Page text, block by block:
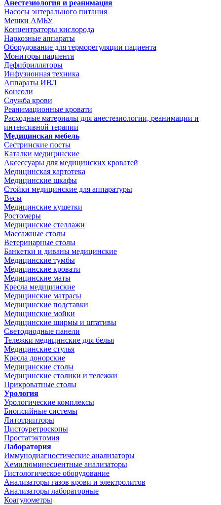
Анестезиология и реанимация
Насосы энтерального питания
Мешки АМБУ
Концентраторы кислорода
Наркозные аппараты
Оборудование для терморегуляции пациента
Мониторы пациента
Дефибрилляторы
Инфузионная техника
Аппараты ИВЛ
Консоли
Служба крови
Реанимационные кровати
Расходные материалы для анестезиологии, реанимации и
интенсивной терапии
Медицинская мебель
Сестринские посты
Каталки медицинские
Аксессуары для медицинских кроватей
Медицинская картотека
Медицинские шкафы
Стойки медицинские для аппаратуры
Весы
Медицинские кушетки
Ростомеры
Медицинские стеллажи
Массажные столы
Ветеринарные столы
Банкетки и диваны медицинские
Медицинские тумбы
Медицинские кровати
Медицинские маты
Кресла медицинские
Медицинские матрасы
Медицинские подставки
Медицинские мойки
Медицинские ширмы и штативы
Светодиодные панели
Тележки медицинские для белья
Медицинские стулья
Кресла донорские
Медицинские столы
Медицинские столики и тележки
Прикроватные столы
Урология
Урологические комплексы
Биопсийные системы
Литотрипторы
Цистоуретроскопы
Простатэктомия
Лаборатория
Иммунодиагностические анализаторы
Хемилюминесцентные анализаторы
Гистологическое оборудование
Анализаторы газов крови и электролитов
Анализаторы лабораторные
Коагулометры